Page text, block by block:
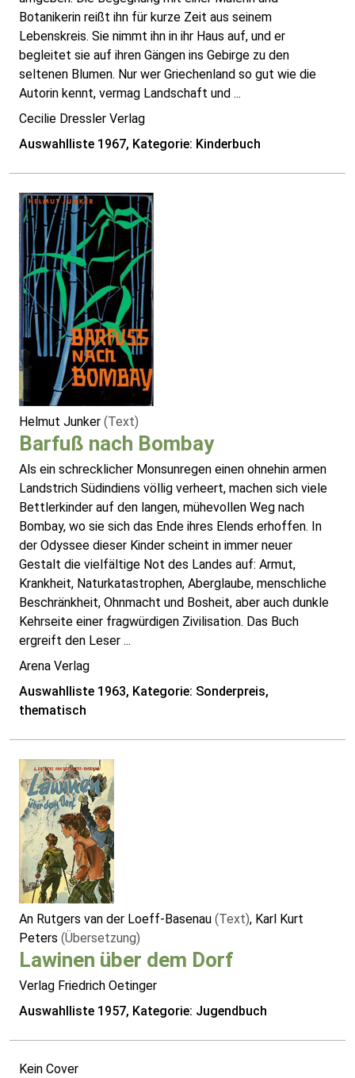
Botanikerin reißt ihn für kurze Zeit aus seinem
Lebenskreis. Sie nimmt ihn in ihr Haus auf, und er
begleitet sie auf ihren Gängen ins Gebirge zu den
seltenen Blumen. Nur wer Griechenland so gut wie die
Autorin kennt, vermag Landschaft und ...
Cecilie Dressler Verlag
Auswahlliste 1967, Kategorie: Kinderbuch
Helmut Junker (Text)
Barfuß nach Bombay
Als ein schrecklicher Monsunregen einen ohnehin armen
Landstrich Südindiens völlig verheert, machen sich viele
Bettlerkinder auf den langen, mühevollen Weg nach
Bombay, wo sie sich das Ende ihres Elends erhoffen. In
der Odyssee dieser Kinder scheint in immer neuer
Gestalt die vielfältige Not des Landes auf: Armut,
Krankheit, Naturkatastrophen, Aberglaube, menschliche
Beschränkheit, Ohnmacht und Bosheit, aber auch dunkle
Kehrseite einer fragwürdigen Zivilisation. Das Buch
ergreift den Leser ...
Arena Verlag
Auswahlliste 1963, Kategorie: Sonderpreis,
thematisch
An Rutgers van der Loeff-Basenau (Text), Karl Kurt
Peters (Übersetzung)
Lawinen über dem Dorf
Verlag Friedrich Oetinger
Auswahlliste 1957, Kategorie: Jugendbuch
Kein Cover